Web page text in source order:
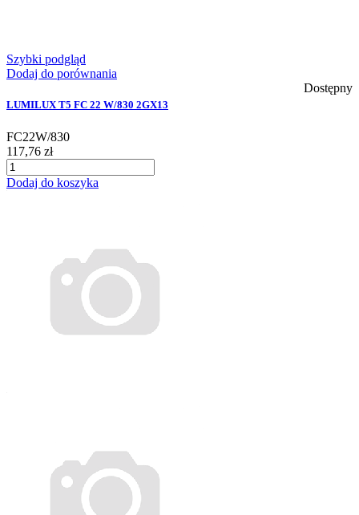
Szybki podgląd
Dodaj do porównania
Dostępny
LUMILUX T5 FC 22 W/830 2GX13
FC22W/830
117,76 zł
Dodaj do koszyka